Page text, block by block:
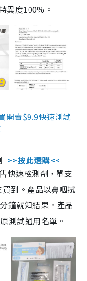
異度100%。
開賣$9.9快速測試
>>按此選購<<
快速檢測劑，單支
到。產品以鼻咽拭
鐘就知結果。產品
測試通用名單。